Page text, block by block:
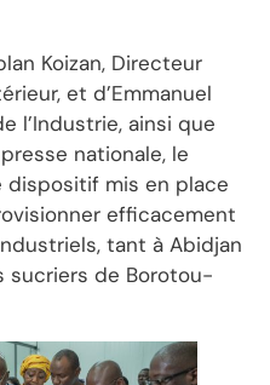
Koizan, Directeur
et d’Emmanuel
l’Industrie, ainsi que
nationale, le
mis en place
efficacement
tant à Abidjan
sucriers de Borotou-